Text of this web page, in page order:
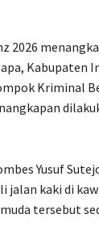
2026
Kabupaten
Kriminal
Yusuf
kaki di
tersebut